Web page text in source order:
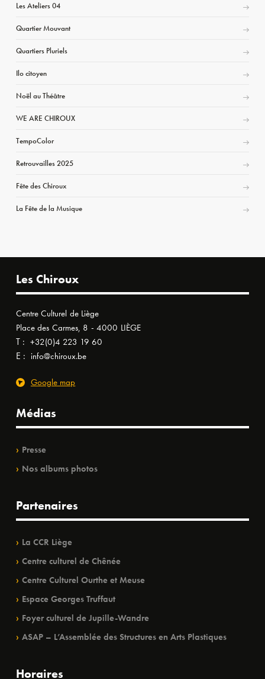
Les Ateliers 04
Quartier Mouvant
Quartiers Pluriels
Ilo citoyen
Noël au Théâtre
WE ARE CHIROUX
TempoColor
Retrouvailles 2025
Fête des Chiroux
La Fête de la Musique
Les Chiroux
Centre Culturel de Liège
Place des Carmes, 8 - 4000 LIÈGE
T : +32(0)4 223 19 60
E : info@chiroux.be
Google map
Médias
Presse
Nos albums photos
Partenaires
La CCR Liège
Centre culturel de Chênée
Centre Culturel Ourthe et Meuse
Espace Georges Truffaut
Foyer culturel de Jupille-Wandre
ASAP – L’Assemblée des Structures en Arts Plastiques
Horaires